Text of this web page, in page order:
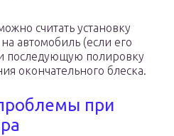
считать установку
автомобиль (если его
последующую полировку
окончательного блеска.
при